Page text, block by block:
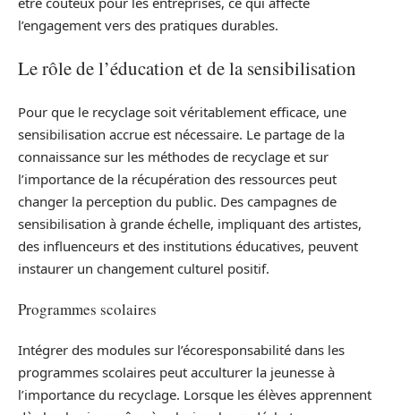
l’engagement vers des pratiques durables.
Le rôle de l’éducation et de la sensibilisation
Pour que le recyclage soit véritablement efficace, une
sensibilisation accrue est nécessaire. Le partage de la
connaissance sur les méthodes de recyclage et sur
l’importance de la récupération des ressources peut
changer la perception du public. Des campagnes de
sensibilisation à grande échelle, impliquant des artistes,
des influenceurs et des institutions éducatives, peuvent
instaurer un changement culturel positif.
Programmes scolaires
Intégrer des modules sur l’écoresponsabilité dans les
programmes scolaires peut acculturer la jeunesse à
l’importance du recyclage. Lorsque les élèves apprennent